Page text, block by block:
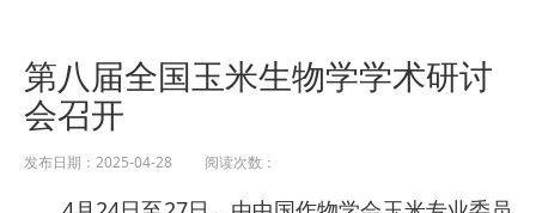
第八届全国玉米生物学学术研讨
会召开
发布日期：2025-04-28 阅读次数：